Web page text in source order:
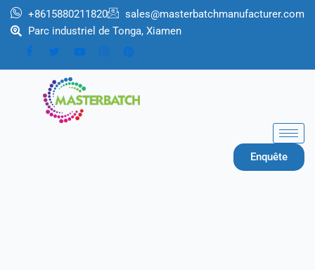
Aller
+8615880211820
sales@masterbatchmanufacturer.com
Parc industriel de Tonga, Xiamen
Enquête